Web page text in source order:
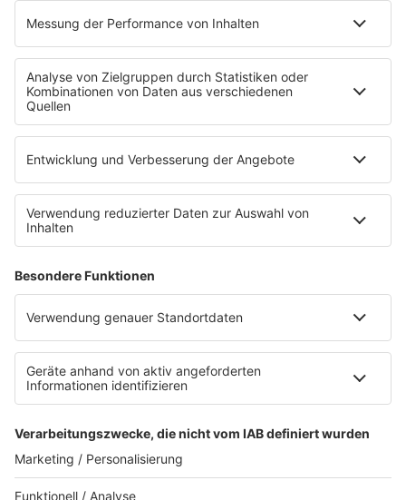
Weggehtipps
Jobbörse
Tipps und Tricks
B2B / Mediadaten
App
Datenschutzerklärung
Kontakt
Impressum
Privacy Settings